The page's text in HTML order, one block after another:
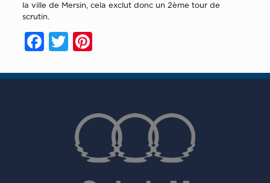
la ville de Mersin, cela exclut donc un 2ème tour de
scrutin.
Facebook
TwitterPinterest